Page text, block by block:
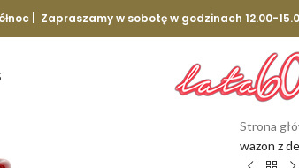
| Zapraszamy w sobotę w godzinach 12.00-
Strona
wazon z